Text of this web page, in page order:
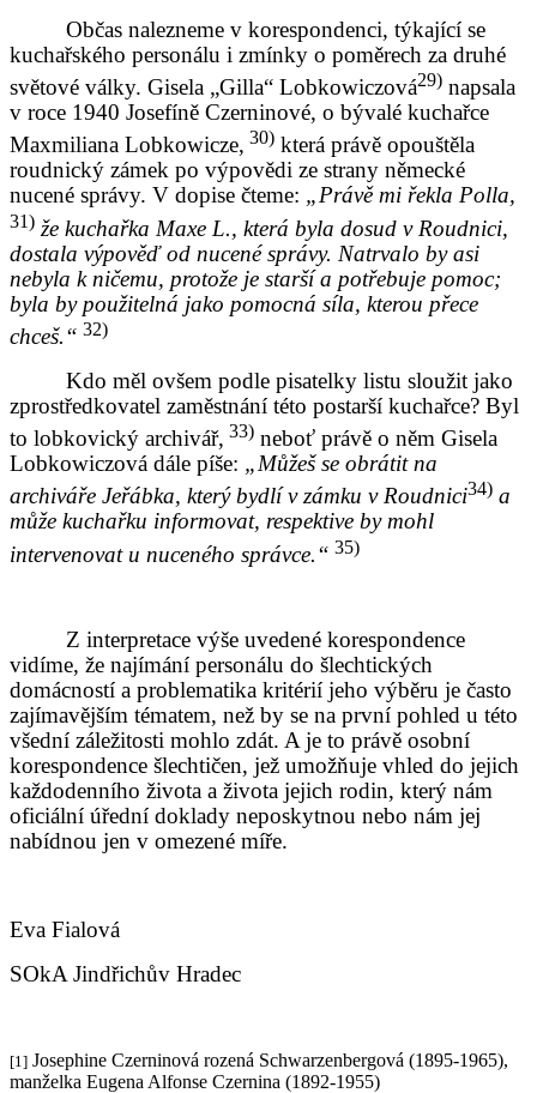
Občas nalezneme v korespondenci, týkající se
kuchařského personálu i zmínky o poměrech za druhé
světové války. Gisela „Gilla“ Lobkowiczová29) napsala
v roce 1940 Josefíně Czerninové, o bývalé kuchařce
Maxmiliana Lobkowicze, 30) která právě opouštěla
roudnický zámek po výpovědi ze strany německé
nucené správy. V dopise čteme: „Právě mi řekla Polla,
31) že kuchařka Maxe L., která byla dosud v Roudnici,
dostala výpověď od nucené správy. Natrvalo by asi
nebyla k ničemu, protože je starší a potřebuje pomoc;
byla by použitelná jako pomocná síla, kterou přece
chceš.“ 32)
Kdo měl ovšem podle pisatelky listu sloužit jako
zprostředkovatel zaměstnání této postarší kuchařce? Byl
to lobkovický archivář, 33) neboť právě o něm Gisela
Lobkowiczová dále píše: „Můžeš se obrátit na
archiváře Jeřábka, který bydlí v zámku v Roudnici34) a
může kuchařku informovat, respektive by mohl
intervenovat u nuceného správce.“ 35)
Z interpretace výše uvedené korespondence
vidíme, že najímání personálu do šlechtických
domácností a problematika kritérií jeho výběru je často
zajímavějším tématem, než by se na první pohled u této
všední záležitosti mohlo zdát. A je to právě osobní
korespondence šlechtičen, jež umožňuje vhled do jejich
každodenního života a života jejich rodin, který nám
oficiální úřední doklady neposkytnou nebo nám jej
nabídnou jen v omezené míře.
Eva Fialová
SOkA Jindřichův Hradec
[1] Josephine Czerninová rozená Schwarzenbergová (1895-1965),
manželka Eugena Alfonse Czernina (1892-1955)